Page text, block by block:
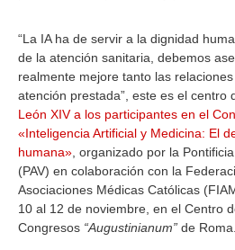
“La IA ha de servir a la dignidad
de la atención sanitaria, debemos
realmente mejore tanto las
atención prestada”, este es el centro
León XIV a los participantes en el
«Inteligencia Artificial y Medicina: El
humana» , organizado por la
(PAV) en colaboración con la
Asociaciones Médicas Católicas
10 al 12 de noviembre, en el Centro
Congresos “Augustinianum” de Roma.